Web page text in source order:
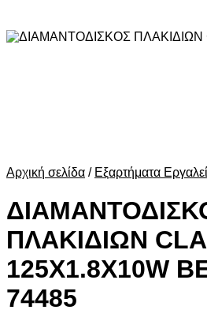
Αρχική σελίδα / Εξαρτήματα
ΠΛΑΚΙΔΙΩΝ
125X1.8X10W
74485